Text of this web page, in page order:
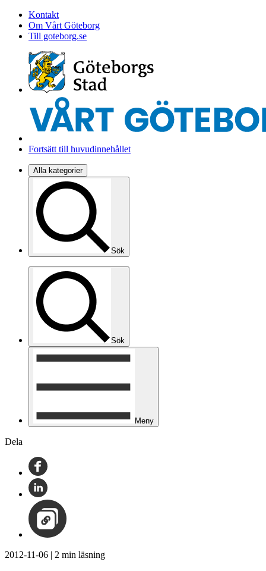
Kontakt
Om Vårt Göteborg
Till goteborg.se
Fortsätt till huvudinnehållet
Alla kategorier
Sök
Sök
Meny
Dela
2012-11-06 | 2 min läsning